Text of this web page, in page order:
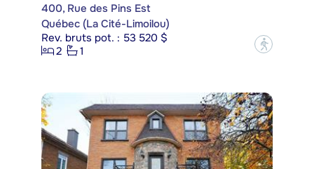
400, Rue des Pins Est
Québec (La Cité-Limoilou)
Rev. bruts pot. : 53 520 $
2
1 ?